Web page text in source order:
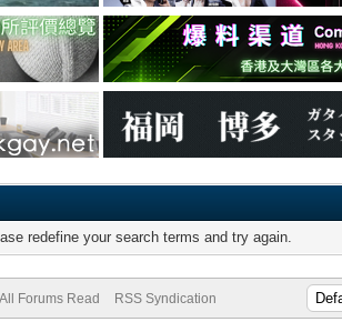
redefine your search terms and try again.
Forums Read RSS Syndication